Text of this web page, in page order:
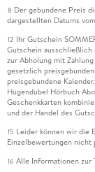
8 Der gebundene Preis
dargestellten Datums
12 Ihr Gutschein
Gutschein
zur Abholung mit
gesetzlich
preisgebundene
Hugendubel Hörbuch
Geschenkkarten
und der Handel des
15 Leider können wir die
Einzelbewertungen nicht
16 Alle Informationen zur